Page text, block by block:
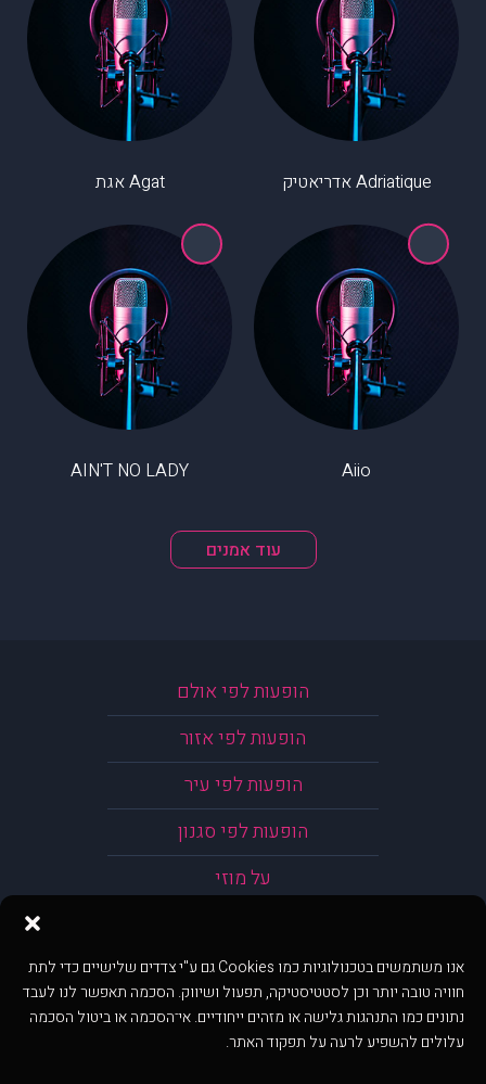
אנו משתמשים בטכנולוגיות כמו Cookies גם ע"י צדדים שלישיים כדי לתת
חוויה טובה יותר וכן לסטטיסטיקה, תפעול ושיווק. הסכמה תאפשר לנו לעבד
נתונים כמו התנהגות גלישה או מזהים ייחודיים. אי־הסכמה או ביטול הסכמה
עלולים להשפיע לרעה על תפקוד האתר.
Adriatique אדריאטיק Agat אגת
Aiio
AIN'T NO LADY
עוד אמנים
הופעות לפי אולם
הופעות לפי אזור
הופעות לפי עיר
הופעות לפי סגנון
על מוזי